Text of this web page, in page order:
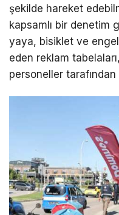
şekilde hareket
kapsamlı bir denetim
yaya, bisiklet ve
eden reklam
personeller tarafından